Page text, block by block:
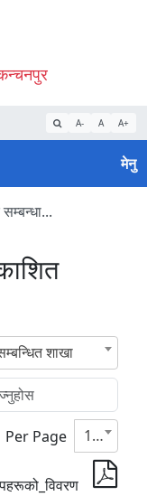
A- A A+
मेनु
शाखा
Per Page
10